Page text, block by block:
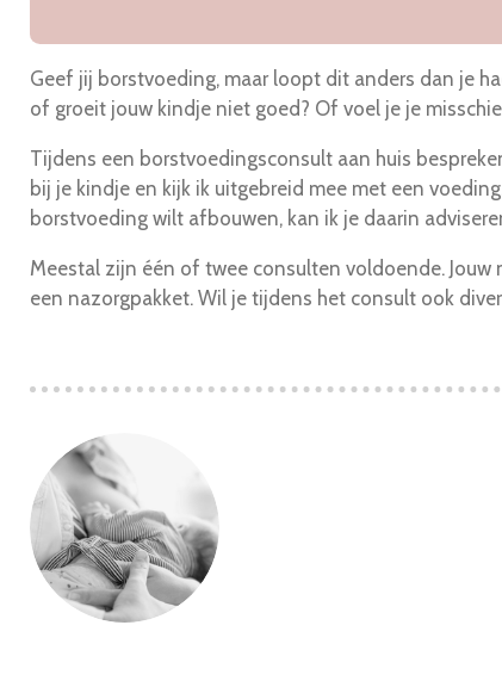
Geef jij borstvoeding, maar loopt dit anders dan je
of groeit jouw kindje niet goed? Of voel je je
Tijdens een borstvoedingsconsult aan huis
bij je kindje en kijk ik uitgebreid mee met een
borstvoeding wilt afbouwen, kan ik je daarin
Meestal zijn één of twee consulten voldoende.
een nazorgpakket. Wil je tijdens het consult ook